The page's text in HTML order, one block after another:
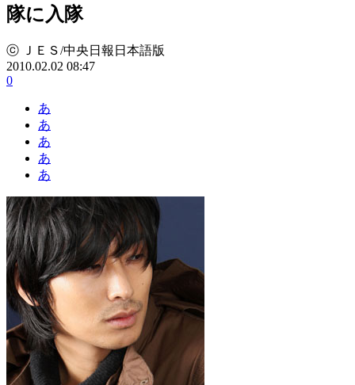
隊に入隊
ⓒ ＪＥＳ/中央日報日本語版
2010.02.02 08:47
0
あ
あ
あ
あ
あ